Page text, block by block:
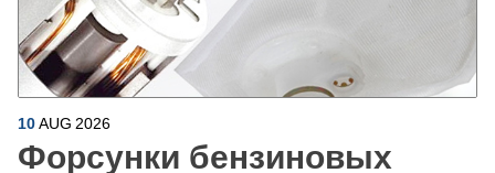
10AUG 2026
Форсунки бензиновых